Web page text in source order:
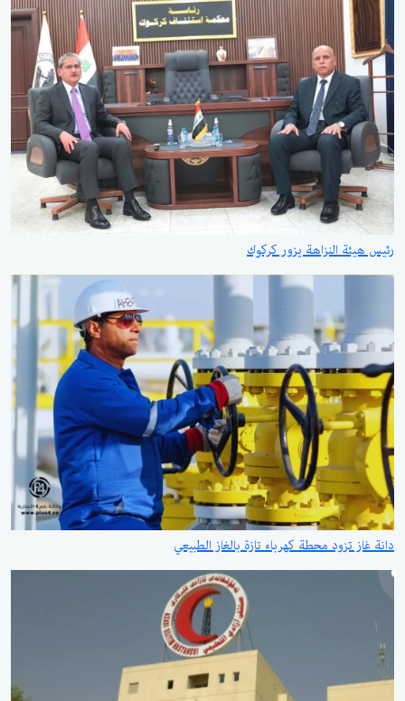
رئيس هيئة النزاهة يزور كركوك
دانة غاز تزود محطة كهرباء تازة بالغاز الطبيعي